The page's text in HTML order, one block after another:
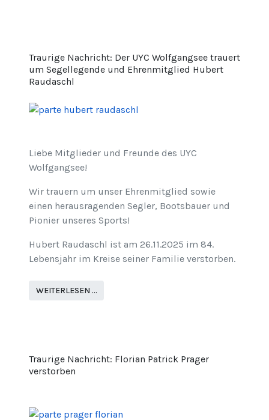
Traurige Nachricht: Der UYC Wolfgangsee trauert
um Segellegende und Ehrenmitglied Hubert
Raudaschl
Liebe Mitglieder und Freunde des UYC
Wolfgangsee!
Wir trauern um unser Ehrenmitglied sowie
einen herausragenden Segler, Bootsbauer und
Pionier unseres Sports!
Hubert Raudaschl ist am 26.11.2025 im 84.
Lebensjahr im Kreise seiner Familie verstorben.
WEITERLESEN …
Traurige Nachricht: Florian Patrick Prager
verstorben